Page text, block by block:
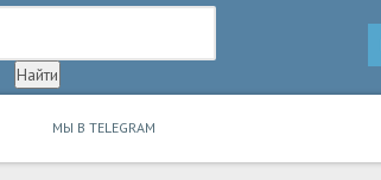
МЫ В TELEGRAM